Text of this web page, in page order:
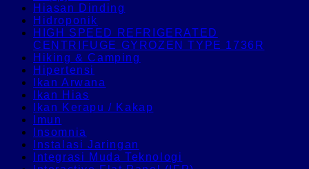
Hiasan Dinding
Hidroponik
HIGH SPEED REFRIGERATED
CENTRIFUGE GYROZEN TYPE 1736R
Hiking & Camping
Hipertensi
Ikan Arwana
Ikan Hias
Ikan Kerapu / Kakap
Imun
Insomnia
Instalasi Jaringan
Integrasi Muda Teknologi